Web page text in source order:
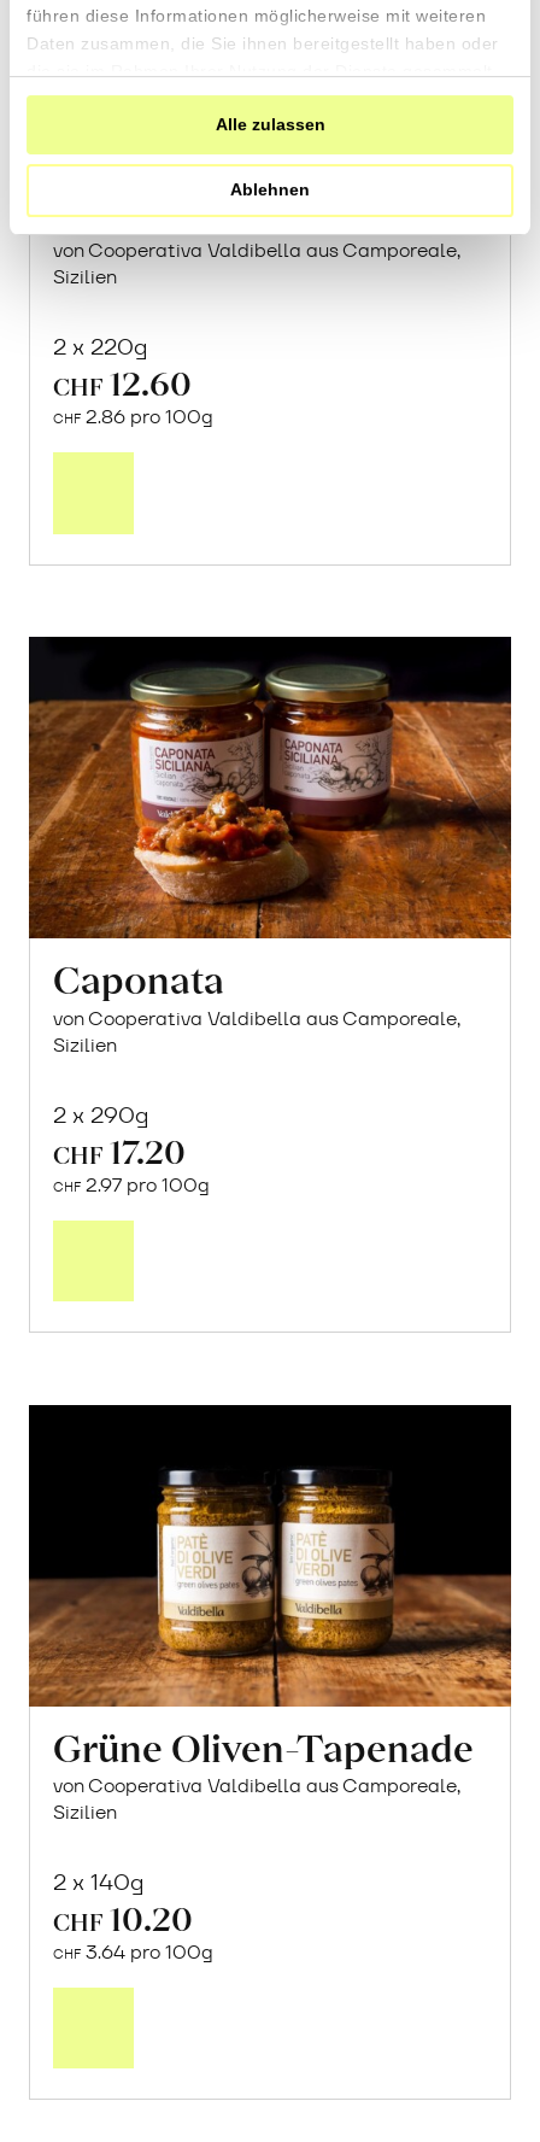
führen diese Informationen möglicherweise mit weiteren
Daten zusammen, die Sie ihnen bereitgestellt haben oder
haben.
Alle zulassen
Ablehnen
«Sultano» Hummus mit
Mandelmus
von Cooperativa Valdibella aus Camporeale,
Sizilien
2 x 220g
CHF 12.60
CHF 2.86 pro 100g
Caponata
von Cooperativa Valdibella aus Camporeale,
Sizilien
2 x 290g
CHF 17.20
CHF 2.97 pro 100g
Grüne Oliven-Tapenade
von Cooperativa Valdibella aus Camporeale,
Sizilien
2 x 140g
CHF 10.20
CHF 3.64 pro 100g